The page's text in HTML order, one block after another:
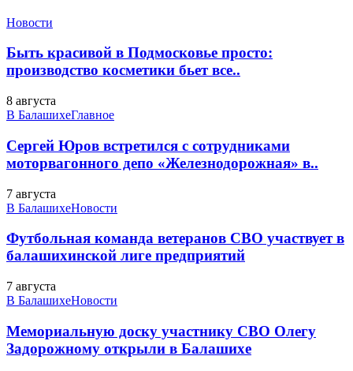
Новости
Быть красивой в Подмосковье просто:
производство косметики бьет все..
8 августа
В БалашихеГлавное
Сергей Юров встретился с сотрудниками
моторвагонного депо «Железнодорожная» в..
7 августа
В БалашихеНовости
Футбольная команда ветеранов СВО участвует в
балашихинской лиге предприятий
7 августа
В БалашихеНовости
Мемориальную доску участнику СВО Олегу
Задорожному открыли в Балашихе